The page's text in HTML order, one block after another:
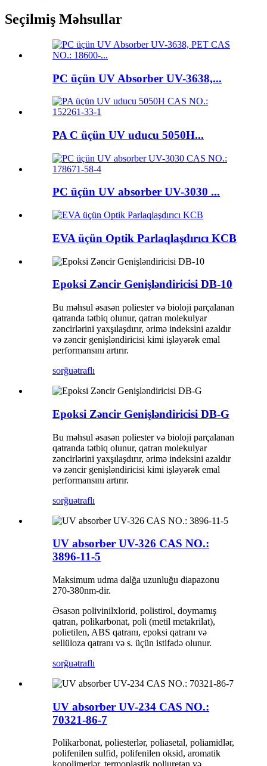
Seçilmiş Məhsullar
PC üçün UV Absorber UV-3638,...
PA C üçün UV uducu 5050H...
PC üçün UV absorber UV-3030 ...
EVA üçün Optik Parlaqlaşdırıcı KCB
Epoksi Zəncir Genişləndiricisi DB-10
Bu məhsul əsasən poliester və bioloji parçalanan
qatranda tətbiq olunur, qatran molekulyar
zəncirlərini yaxşılaşdırır, ərimə indeksini azaldır
və zəncir genişləndiricisi kimi işləyərək emal
performansını artırır.
sorğuətraflı
Epoksi Zəncir Genişləndiricisi DB-G
Bu məhsul əsasən poliester və bioloji parçalanan
qatranda tətbiq olunur, qatran molekulyar
zəncirlərini yaxşılaşdırır, ərimə indeksini azaldır
və zəncir genişləndiricisi kimi işləyərək emal
performansını artırır.
sorğuətraflı
UV absorber UV-326 CAS NO.:
3896-11-5
Maksimum udma dalğa uzunluğu diapazonu
270-380nm-dir.
Əsasən polivinilxlorid, polistirol, doymamış
qatran, polikarbonat, poli (metil metakrilat),
polietilen, ABS qatranı, epoksi qatranı və
sellüloza qatranı və s. üçün istifadə olunur.
sorğuətraflı
UV absorber UV-234 CAS NO.:
70321-86-7
Polikarbonat, poliesterlər, poliasetal, poliamidlər,
polifenilen sulfid, polifenilen oksid, aromatik